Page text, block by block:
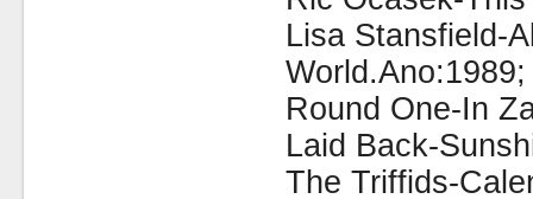
Lisa Stansfield-
World.Ano:1989;
Round One-In
Laid Back-
The Triffids-